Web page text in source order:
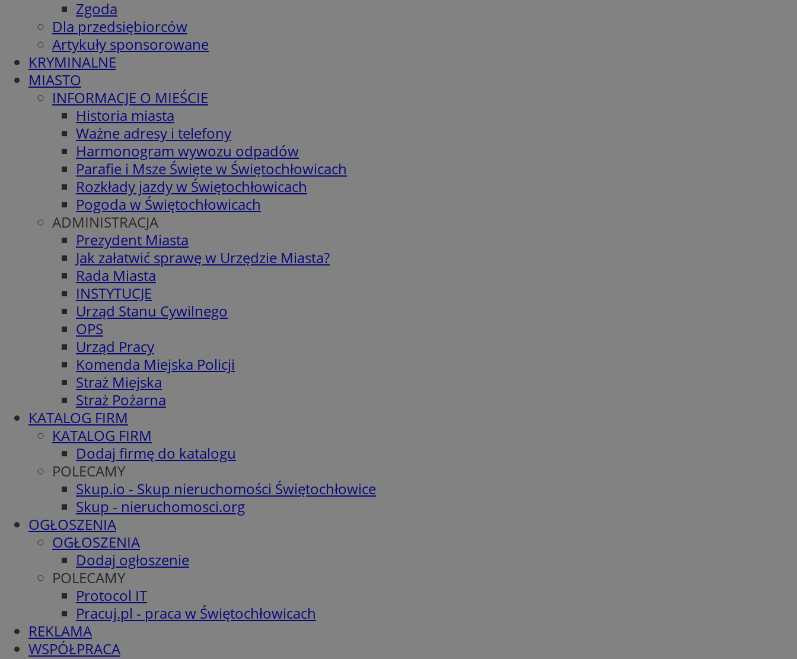
Zgoda
Dla przedsiębiorców
Artykuły sponsorowane
KRYMINALNE
MIASTO
INFORMACJE O MIEŚCIE
Historia miasta
Ważne adresy i telefony
Harmonogram wywozu odpadów
Parafie i Msze Święte w Świętochłowicach
Rozkłady jazdy w Świętochłowicach
Pogoda w Świętochłowicach
ADMINISTRACJA
Prezydent Miasta
Jak załatwić sprawę w Urzędzie Miasta?
Rada Miasta
INSTYTUCJE
Urząd Stanu Cywilnego
OPS
Urząd Pracy
Komenda Miejska Policji
Straż Miejska
Straż Pożarna
KATALOG FIRM
KATALOG FIRM
Dodaj firmę do katalogu
POLECAMY
Skup.io - Skup nieruchomości Świętochłowice
Skup - nieruchomosci.org
OGŁOSZENIA
OGŁOSZENIA
Dodaj ogłoszenie
POLECAMY
Protocol IT
Pracuj.pl - praca w Świętochłowicach
REKLAMA
WSPÓŁPRACA